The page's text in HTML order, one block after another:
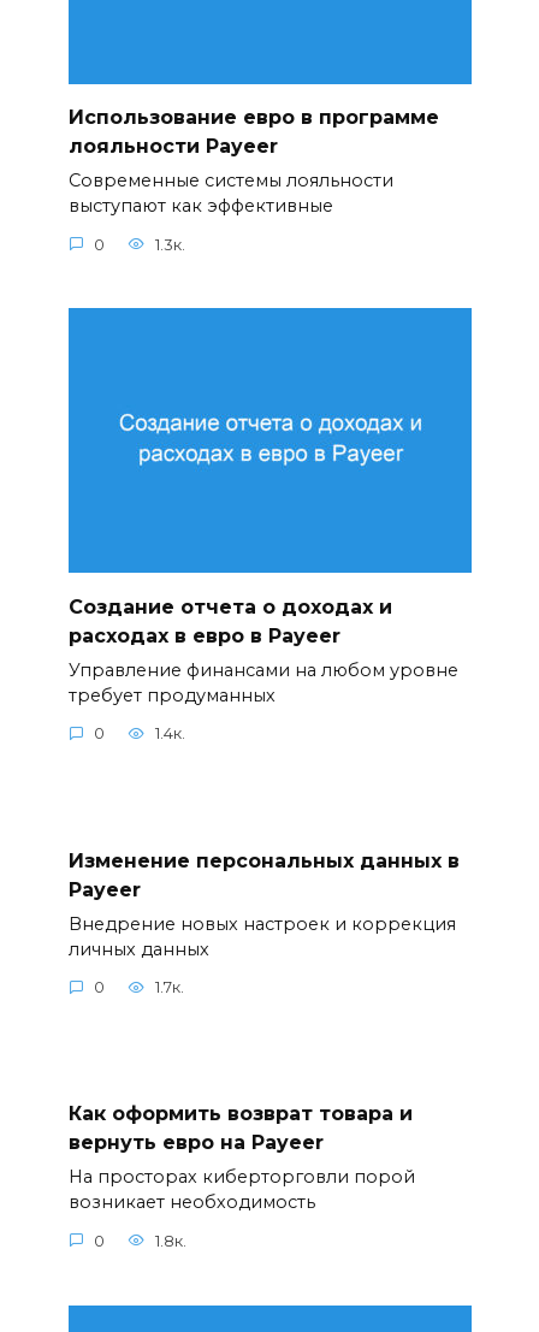
Использование евро в программе
лояльности Payeer
Современные системы лояльности
выступают как эффективные
0 1.3к.
Создание отчета о доходах и
расходах в евро в Payeer
Управление финансами на любом уровне
требует продуманных
0 1.4к.
Изменение персональных данных в
Payeer
Внедрение новых настроек и коррекция
личных данных
0 1.7к.
Как оформить возврат товара и
вернуть евро на Payeer
На просторах киберторговли порой
возникает необходимость
0 1.8к.